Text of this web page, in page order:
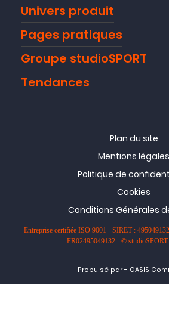
Univers produit
Pages pratiques
Groupe studioSPORT
Tendances
Plan du site
Mentions légales
Politique de
Cookies
Conditions Générales
Entreprise certifiée ISO 9001 - SIRET :
FR02495049132 - ©
Propulsé par- OASIS